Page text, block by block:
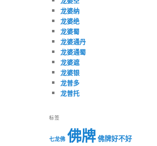
龙婆纳
龙婆绝
龙婆蜀
龙婆通丹
龙婆通蜀
龙婆遮
龙婆银
龙普多
龙普托
标签
七龙佛 佛牌 佛牌好不好